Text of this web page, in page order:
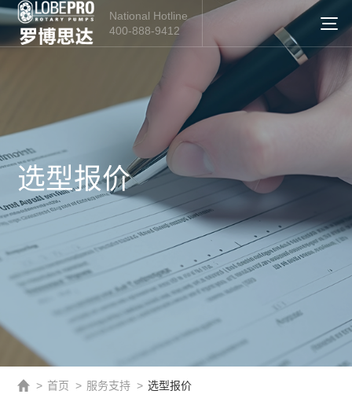
National Hotline
400-888-9412
选型报价
> 首页 > 服务支持 > 选型报价